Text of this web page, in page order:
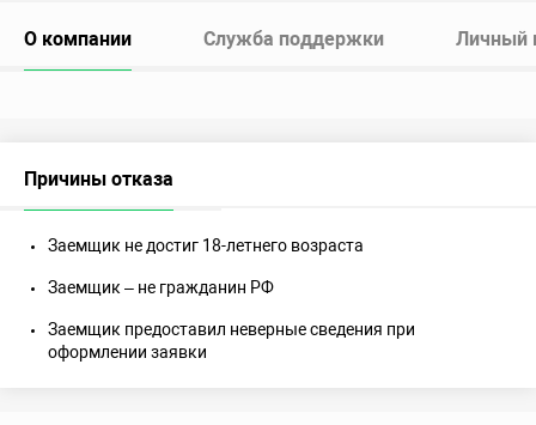
О компании Служба поддержки Личный
Причины отказа
Заемщик не достиг 18-летнего возраста
Заемщик – не гражданин РФ
Заемщик предоставил неверные сведения при
оформлении заявки